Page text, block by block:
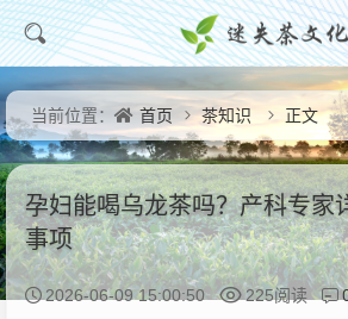
当前位置： 首页 茶知识 正文
孕妇能喝乌龙茶吗？产科专家
事项
2026-06-09 15:00:50 225阅读